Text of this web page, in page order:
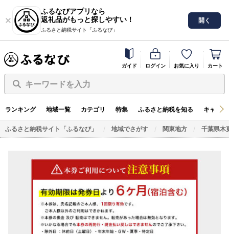
ふるなびアプリなら
返礼品がもっと探しやすい！
ふるさと納税サイト「ふるなび」
開く
ガイド ログイン お気に入り カート
キーワードを入力
ランキング 地域一覧 カテゴリ 特集 ふるさと納税を知る キャン
ふるさと納税サイト「ふるなび」 地域でさがす 関東地方 千葉県木